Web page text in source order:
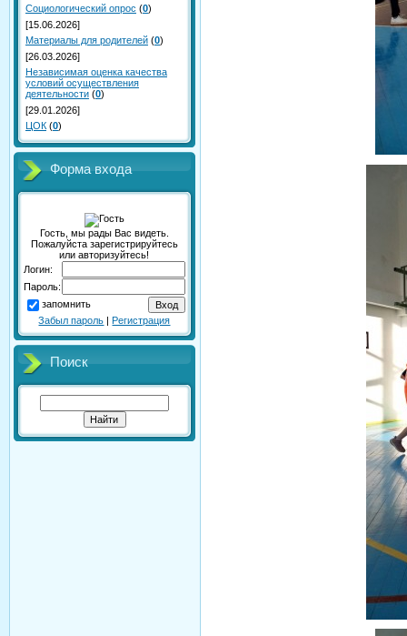
Социологический опрос (0)
[15.06.2026]
Материалы для родителей (0)
[26.03.2026]
Независимая оценка качества
условий осуществления
деятельности (0)
[29.01.2026]
ЦОК (0)
Форма входа
Гость, мы рады Вас видеть.
Пожалуйста зарегистрируйтесь
или авторизуйтесь!
Логин:
Пароль:
запомнить
Забыл пароль |Регистрация
Поиск